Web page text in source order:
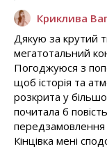
Криклива
Дякую за крутий
мегатотальний
Погоджуюся з
щоб історія та
розкрита у
почитала б
передзамовлення
Кінцівка мені